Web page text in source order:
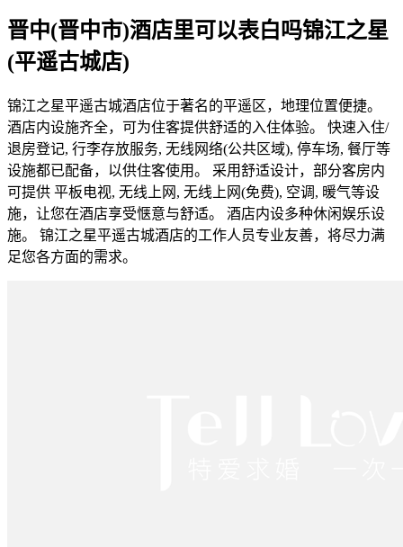
晋中(晋中市)酒店里可以表白吗锦江之星
(平遥古城店)
锦江之星平遥古城酒店位于著名的平遥区，地理位置便捷。
酒店内设施齐全，可为住客提供舒适的入住体验。 快速入住/
退房登记, 行李存放服务, 无线网络(公共区域), 停车场, 餐厅等
设施都已配备，以供住客使用。 采用舒适设计，部分客房内
可提供 平板电视, 无线上网, 无线上网(免费), 空调, 暖气等设
施，让您在酒店享受惬意与舒适。 酒店内设多种休闲娱乐设
施。 锦江之星平遥古城酒店的工作人员专业友善，将尽力满
足您各方面的需求。